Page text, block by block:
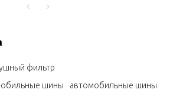
Автозапчасти для кузова
фильтр
шины
автомобильные шины